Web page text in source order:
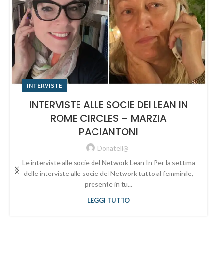
INTERVISTE
INTERVISTE ALLE SOCIE DEI LEAN IN
ROME CIRCLES – MARZIA
PACIANTONI
Donatell@
Le interviste alle socie del Network Lean In Per la settima
delle interviste alle socie del Network tutto al femminile,
presente in tu...
LEGGI TUTTO